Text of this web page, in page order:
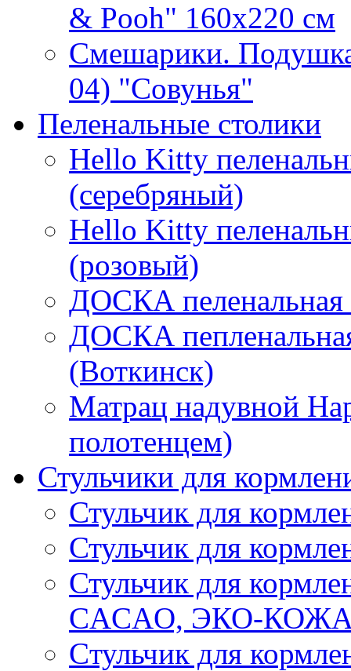
& Pooh" 160х220 см
Смешарики.
04) "Совунья"
Пеленальные столики
Hello Kitty
(серебряный)
Hello Kitty
(розовый)
ДОСКА пеленальная
ДОСКА
(Воткинск)
Матрац надувной
полотенцем)
Стульчики для
Стульчик для
Стульчик для
Стульчик для
CACAO, ЭКО-КОЖА,
Cтульчик для